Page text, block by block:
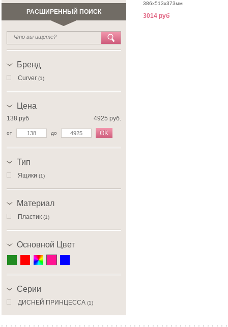
РАСШИРЕННЫЙ ПОИСК
Бренд
Curver (1)
Цена
138 руб 4925 руб.
от до OK
Тип
Ящики (1)
Материал
Пластик (1)
Основной Цвет
Серии
ДИСНЕЙ ПРИНЦЕССА (1)
386х513х373мм
3014 руб